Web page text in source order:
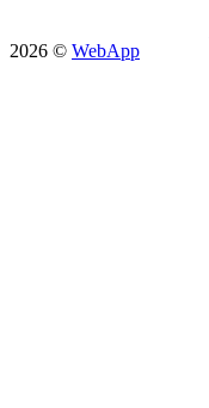
2026 © WebApp